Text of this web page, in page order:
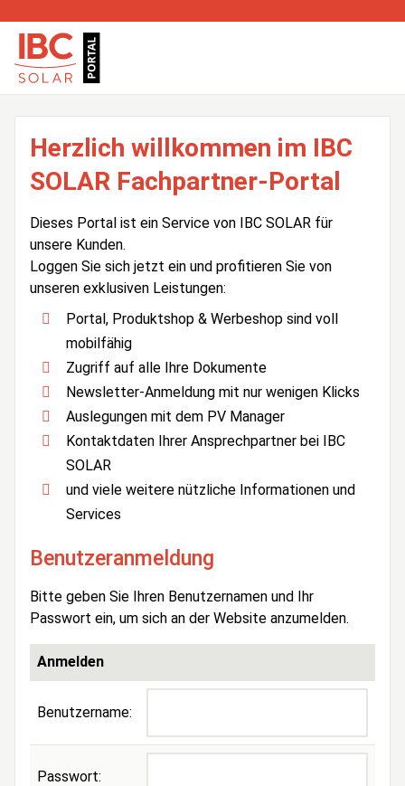
Herzlich willkommen im IBC
SOLAR Fachpartner-Portal
Dieses Portal ist ein Service von IBC SOLAR für
unsere Kunden.
Loggen Sie sich jetzt ein und profitieren Sie von
unseren exklusiven Leistungen:
Portal, Produktshop & Werbeshop sind voll
mobilfähig
Zugriff auf alle Ihre Dokumente
Newsletter-Anmeldung mit nur wenigen Klicks
Auslegungen mit dem PV Manager
Kontaktdaten Ihrer Ansprechpartner bei IBC
SOLAR
und viele weitere nützliche Informationen und
Services
Benutzeranmeldung
Bitte geben Sie Ihren Benutzernamen und Ihr
Passwort ein, um sich an der Website anzumelden.
Anmelden
Benutzername:
Passwort: